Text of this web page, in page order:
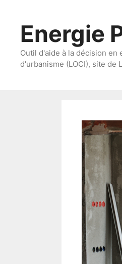
contenuEnergie
Outil d'aide à la décision
d'urbanisme (LOCI), site de